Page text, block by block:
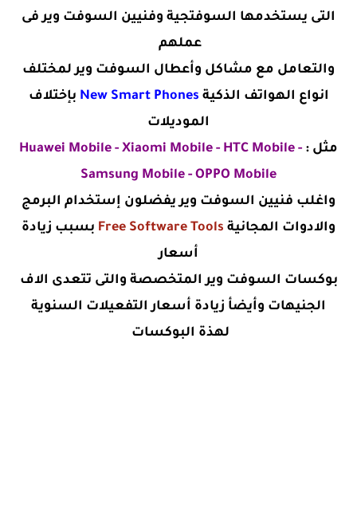
التى يستخدمها السوفتجية وفنيين السوفت وير فى
عملهم
والتعامل مع مشاكل وأعطال السوفت وير لمختلف
انواع الهواتف الذكية New Smart Phones بإختلاف
الموديلات
مثل :Huawei Mobile - Xiaomi Mobile - HTC Mobile -
Samsung Mobile - OPPO Mobile
واغلب فنيين السوفت وير يفضلون إستخدام البرمج
والادوات المجانية Free Software Tools بسبب زيادة
أسعار
بوكسات السوفت وير المتخصصة والتى تتعدى الاف
الجنيهات وأيضأ زيادة أسعار التفعيلات السنوية
لهذة البوكسات